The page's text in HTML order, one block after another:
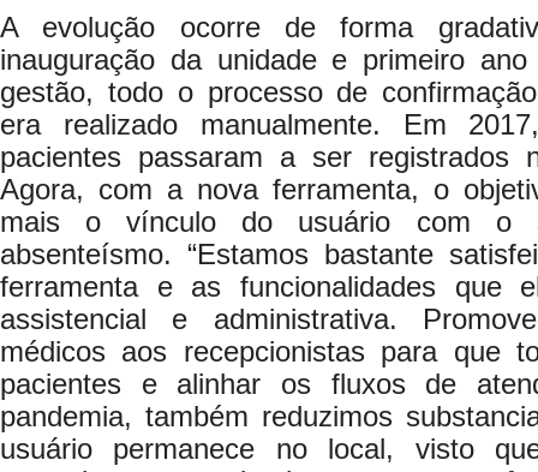
A evolução ocorre de forma
inauguração da unidade e primeiro
gestão, todo o processo de
era realizado manualmente. Em
pacientes passaram a ser registrados
Agora, com a nova ferramenta, o
mais o vínculo do usuário com o
absenteísmo. “Estamos bastante
ferramenta e as funcionalidades que
assistencial e administrativa.
médicos aos recepcionistas para que
pacientes e alinhar os fluxos de
pandemia, também reduzimos
usuário permanece no local, visto